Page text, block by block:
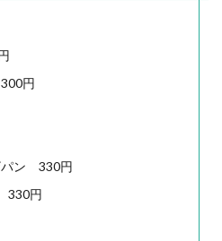
円
パン 330円
330円